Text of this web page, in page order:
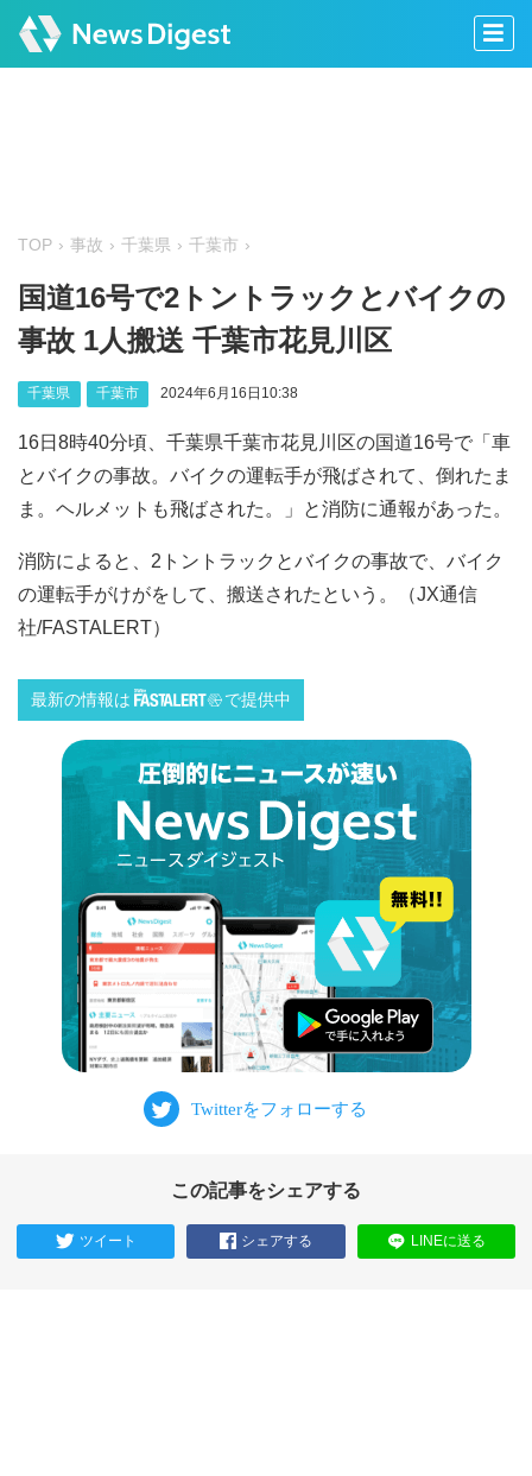
TOP 事故 千葉県 千葉市
国道16号で2トントラックとバイクの
事故 1人搬送 千葉市花見川区
千葉県 千葉市 2024年6月16日10:38
16日8時40分頃、千葉県千葉市花見川区の国道16号で「車
とバイクの事故。バイクの運転手が飛ばされて、倒れたま
ま。ヘルメットも飛ばされた。」と消防に通報があった。
消防によると、2トントラックとバイクの事故で、バイク
の運転手がけがをして、搬送されたという。（JX通信
社/FASTALERT）
最新の情報は で提供中
この記事をシェアする
ツイート シェアする LINEに送る